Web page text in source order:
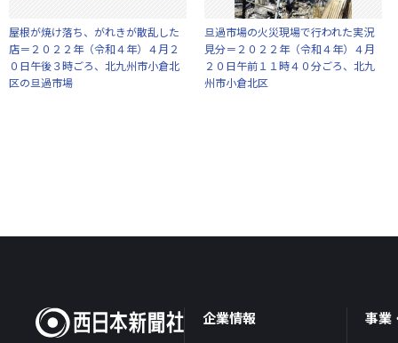
屋根が焼け落ち、がれきが散乱した
店＝２０２２年（令和４年）４月２
０日午後３時ごろ、北九州市小倉北
区の旦過市場
旦過市場の火災現場で行われた実況
見分＝２０２２年（令和４年）４月
２０日午前１１時４０分ごろ、北九
州市小倉北区
企業情報 事業